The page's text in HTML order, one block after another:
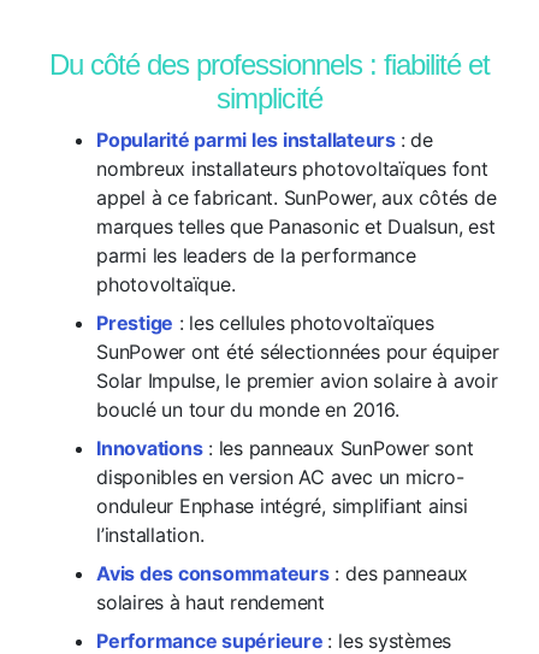
Du côté des professionnels : fiabilité et
simplicité
Popularité parmi les installateurs : de
nombreux installateurs photovoltaïques font
appel à ce fabricant. SunPower, aux côtés de
marques telles que Panasonic et Dualsun, est
parmi les leaders de la performance
photovoltaïque.
Prestige : les cellules photovoltaïques
SunPower ont été sélectionnées pour équiper
Solar Impulse, le premier avion solaire à avoir
bouclé un tour du monde en 2016.
Innovations: les panneaux SunPower sont
disponibles en version AC avec un micro-
onduleur Enphase intégré, simplifiant ainsi
l’installation.
Avis des consommateurs: des panneaux
solaires à haut rendement
Performance supérieure : les systèmes